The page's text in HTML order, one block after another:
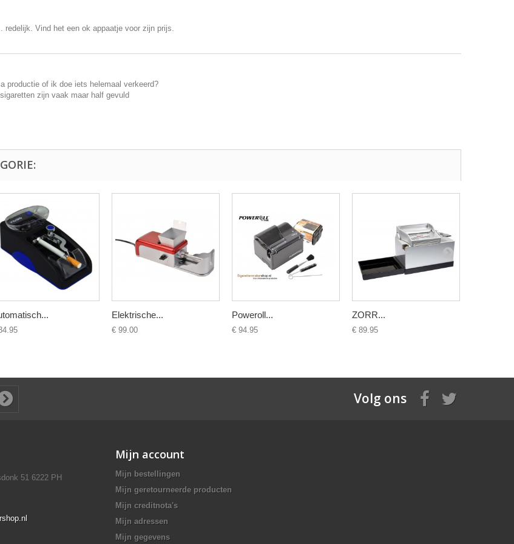
Vind het een ok appaatje voor zijn prijs.
productie of ik doe iets helemaal verkeerd?
zijn vaak maar half gevuld
Elektrische...
€ 99.00
Poweroll...
€ 94.95
ZORR...
€ 89.95
Volg ons
51 6222 PH
Mijn account
Mijn bestellingen
Mijn geretourneerde producten
Mijn creditnota's
Mijn adressen
Mijn gegevens